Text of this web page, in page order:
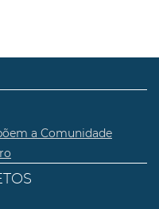
a Comunidade